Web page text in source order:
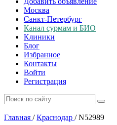
Москва
Санкт-Петербург
Канал сурмам и БИО
Клиники
Блог
Избранное
Контакты
Войти
Регистрация
Главная / Краснодар /N52989